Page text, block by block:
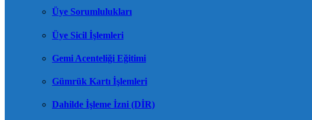
Üye Sorumlulukları
Üye Sicil İşlemleri
Gemi Acenteliği Eğitimi
Gümrük Kartı İşlemleri
Dahilde İşleme İzni (DİR)